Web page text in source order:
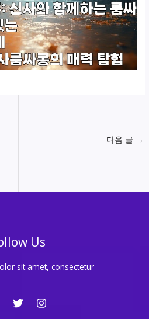
다음 글 →
Us
sit amet, consectetur